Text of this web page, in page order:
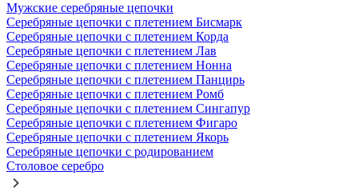
Мужские серебряные цепочки
Серебряные цепочки с плетением Бисмарк
Серебряные цепочки с плетением Корда
Серебряные цепочки с плетением Лав
Серебряные цепочки с плетением Нонна
Серебряные цепочки с плетением Панцирь
Серебряные цепочки с плетением Ромб
Серебряные цепочки с плетением Сингапур
Серебряные цепочки с плетением Фигаро
Серебряные цепочки с плетением Якорь
Серебряные цепочки с родированием
Столовое серебро